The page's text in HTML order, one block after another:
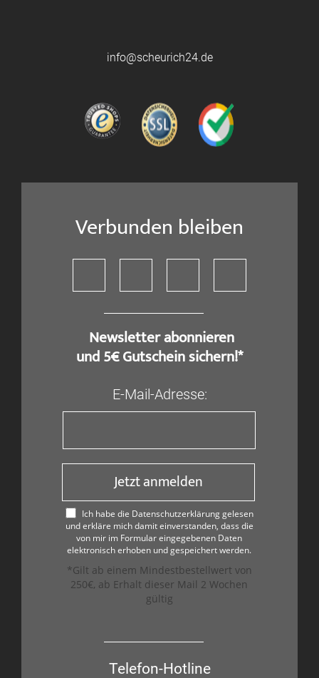
info@scheurich24.de
Verbunden bleiben
​ Newsletter abonnieren
und 5€ Gutschein sichern!*
E-Mail-Adresse:
Jetzt anmelden
Ich habe die Datenschutzerklärung gelesen
und erkläre mich damit einverstanden, dass die
von mir im Formular eingegebenen Daten
elektronisch erhoben und gespeichert werden.
*Gilt ab einem Mindestbestellwert von
250€, ab Erhalt dieser Mail 2 Wochen
gültig
Telefon-Hotline